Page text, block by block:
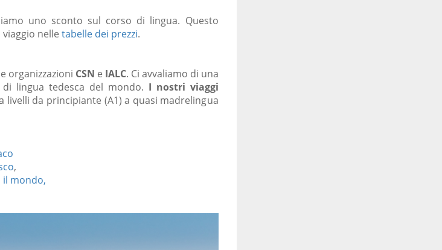
uno sconto sul corso di lingua. Questo
nelle tabelle dei prezzi.
organizzazioni CSN e IALC. Ci avvaliamo di una
lingua tedesca del mondo. I nostri viaggi
livelli da principiante (A1) a quasi madrelingua
,
mondo,